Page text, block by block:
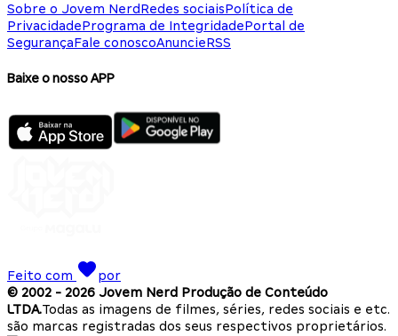
Sobre o Jovem NerdRedes sociaisPolítica de
PrivacidadePrograma de IntegridadePortal de
SegurançaFale conoscoAnuncieRSS
Baixe o nosso APP
Feito com
por
© 2002 - 2026 Jovem Nerd Produção de Conteúdo
LTDA.Todas as imagens de filmes, séries, redes sociais e etc.
são marcas registradas dos seus respectivos proprietários.